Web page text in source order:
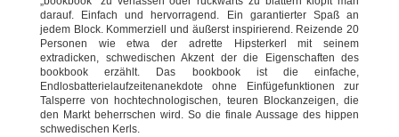
darauf. Einfach und hervorragend. Ein garantierter Spaß an
jedem Block. Kommerziell und äußerst inspirierend. Reizende 20
Personen wie etwa der adrette Hipsterkerl mit seinem
extradicken, schwedischen Akzent der die Eigenschaften des
bookbook erzählt. Das bookbook ist die einfache,
Endlosbatterielaufzeitenanekdote ohne Einfügefunktionen zur
Talsperre von hochtechnologischen, teuren Blockanzeigen, die
den Markt beherrschen wird. So die finale Aussage des hippen
schwedischen Kerls.